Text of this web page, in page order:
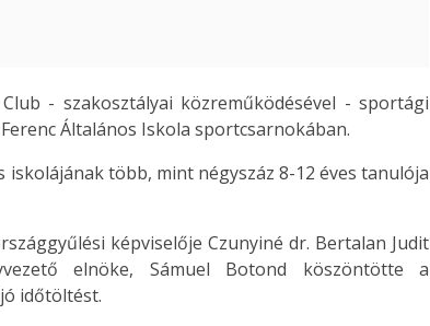
- szakosztályai közreműködésével - sportági
Általános Iskola sportcsarnokában.
több, mint négyszáz 8-12 éves tanulója
képviselője Czunyiné dr. Bertalan Judit
elnöke, Sámuel Botond köszöntötte a
időtöltést.